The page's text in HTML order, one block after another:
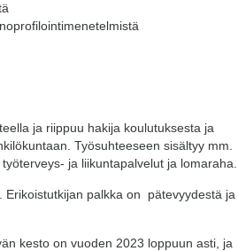
ja riippuu hakija koulutuksesta ja
Työsuhteeseen sisältyy mm.
ja liikuntapalvelut ja lomaraha.
palkka on pätevyydestä ja
kesto on vuoden 2023 loppuun asti, ja